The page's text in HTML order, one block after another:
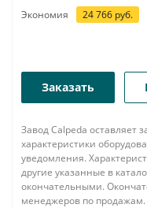
Экономия 24 766 руб.
Заказать
Завод Calpeda оставляет
характеристики
уведомления.
другие указанные в
окончательными.
менеджеров по продажам.